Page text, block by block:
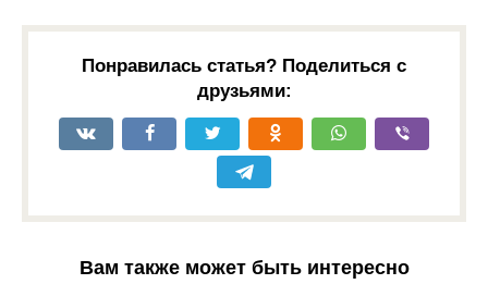
Понравилась статья? Поделиться с
друзьями:
Вам также может быть интересно